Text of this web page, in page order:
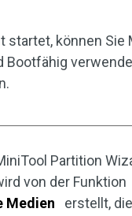
startet, können Sie
Bootfähig
Partition
von der Funktion
Medien
erstellt,